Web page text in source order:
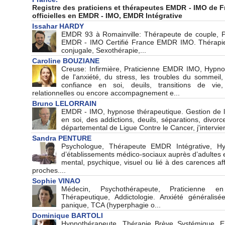
Regitre de praticien et thérapeute EMDR - IMO de
officielle en EMDR - IMO, EMDR Intégrative
Iahar HARDY
EMDR 93 à Romainville: Thérapeute de couple,
EMDR - IMO Certifié France EMDR IMO.
conjugale, Sexothérapie,...
Caroline BOUZIANE
Creue: Infirmière, Praticienne EMDR IMO,
de l'anxiété, du tre, le trouble du
confiance en oi, deuil, tranition de vie,
relationnelle ou encore accompagnement e...
Bruno LELORRAIN
EMDR - IMO, hypnoe thérapeutique. Getion
en oi, de addiction, deuil, éparation,
départemental de Ligue Contre le Cancer,
Sandra PENTURE
Pychologue, Thérapeute EMDR Intégrative,
d’établiement médico‑ociaux auprè d’adulte
mental, pychique, viuel ou lié à de carence
proche....
Sophie VINAO
Médecin, Pychothérapeute, Praticienne
Thérapeutique, Addictologie. Anxiété
panique, TCA (hyperphagie o...
Dominique BARTOLI